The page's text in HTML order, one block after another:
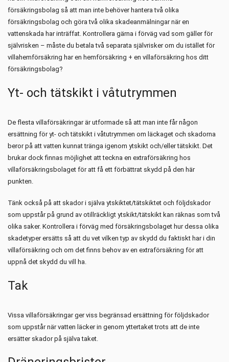
försäkringsbolag så att man inte behöver hantera två olika
försäkringsbolag och göra två olika skadeanmälningar när en
vattenskada har inträffat. Kontrollera gärna i förväg vad som gäller för
självrisken – måste du betala två separata självrisker om du istället för
villahemförsäkring har en hemförsäkring + en villaförsäkring hos ditt
försäkringsbolag?
Yt- och tätskikt i våtutrymmen
De flesta villaförsäkringar är utformade så att man inte får någon
ersättning för yt- och tätskikt i våtutrymmen om läckaget och skadorna
beror på att vatten kunnat tränga igenom ytskikt och/eller tätskikt. Det
brukar dock finnas möjlighet att teckna en extraförsäkring hos
villaförsäkringsbolaget för att få ett förbättrat skydd på den här
punkten.
Tänk också på att skador i själva ytskiktet/tätskiktet och följdskador
som uppstår på grund av otillräckligt ytskikt/tätskikt kan räknas som två
olika saker. Kontrollera i förväg med försäkringsbolaget hur dessa olika
skadetyper ersätts så att du vet vilken typ av skydd du faktiskt har i din
villaförsäkring och om det finns behov av en extraförsäkring för att
uppnå det skydd du vill ha.
Tak
Vissa villaförsäkringar ger viss begränsad ersättning för följdskador
som uppstår när vatten läcker in genom yttertaket trots att de inte
ersätter skador på själva taket.